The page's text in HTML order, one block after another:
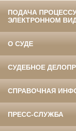
ПОДАЧА
ЭЛЕКТРОННОМ
О СУДЕ
СУДЕБНОЕ
СПРАВОЧНАЯ
ПРЕСС-СЛУЖБА